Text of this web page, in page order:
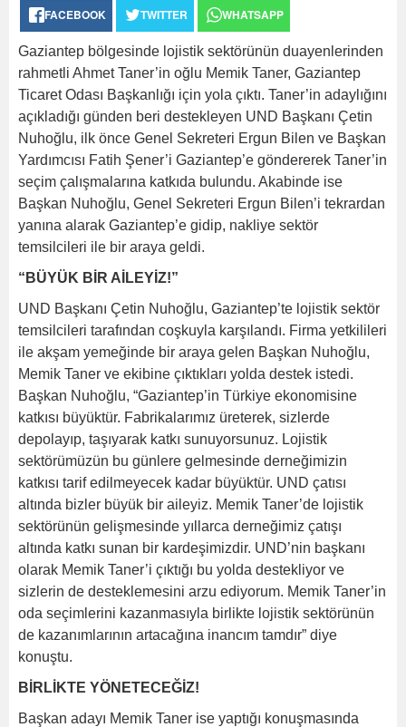
FACEBOOK TWITTER WHATSAPP
Gaziantep bölgesinde lojistik sektörünün duayenlerinden
rahmetli Ahmet Taner’in oğlu Memik Taner, Gaziantep
Ticaret Odası Başkanlığı için yola çıktı. Taner’in adaylığını
açıkladığı günden beri destekleyen UND Başkanı Çetin
Nuhoğlu, ilk önce Genel Sekreteri Ergun Bilen ve Başkan
Yardımcısı Fatih Şener’i Gaziantep’e göndererek Taner’in
seçim çalışmalarına katkıda bulundu. Akabinde ise
Başkan Nuhoğlu, Genel Sekreteri Ergun Bilen’i tekrardan
yanına alarak Gaziantep’e gidip, nakliye sektör
temsilcileri ile bir araya geldi.
“BÜYÜK BİR AİLEYİZ!”
UND Başkanı Çetin Nuhoğlu, Gaziantep’te lojistik sektör
temsilcileri tarafından coşkuyla karşılandı. Firma yetkilileri
ile akşam yemeğinde bir araya gelen Başkan Nuhoğlu,
Memik Taner ve ekibine çıktıkları yolda destek istedi.
Başkan Nuhoğlu, “Gaziantep’in Türkiye ekonomisine
katkısı büyüktür. Fabrikalarımız üreterek, sizlerde
depolayıp, taşıyarak katkı sunuyorsunuz. Lojistik
sektörümüzün bu günlere gelmesinde derneğimizin
katkısı tarif edilmeyecek kadar büyüktür. UND çatısı
altında bizler büyük bir aileyiz. Memik Taner’de lojistik
sektörünün gelişmesinde yıllarca derneğimiz çatışı
altında katkı sunan bir kardeşimizdir. UND’nin başkanı
olarak Memik Taner’i çıktığı bu yolda destekliyor ve
sizlerin de desteklemesini arzu ediyorum. Memik Taner’in
oda seçimlerini kazanmasıyla birlikte lojistik sektörünün
de kazanımlarının artacağına inancım tamdır” diye
konuştu.
BİRLİKTE YÖNETECEĞİZ!
Başkan adayı Memik Taner ise yaptığı konuşmasında